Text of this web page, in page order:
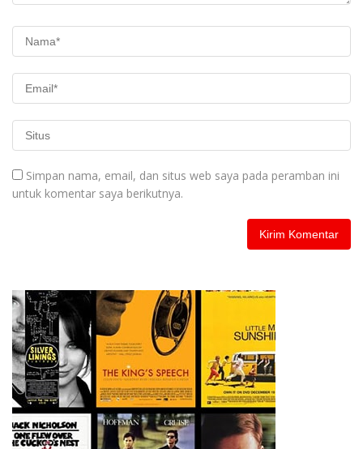
Simpan nama, email, dan situs web saya pada peramban ini
untuk komentar saya berikutnya.